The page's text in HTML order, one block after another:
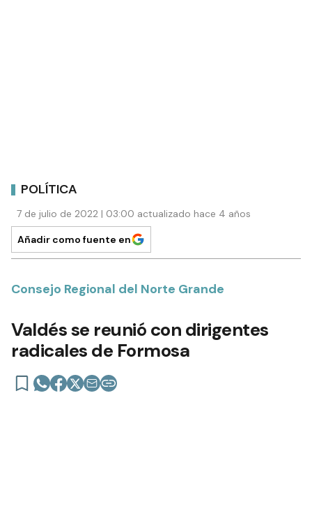
POLÍTICA
7 de julio de 2022 | 03:00 actualizado hace 4 años
Añadir como fuente en
Consejo Regional del Norte Grande
Valdés se reunió con dirigentes
radicales de Formosa